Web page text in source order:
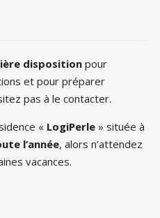
disposition pour
et pour préparer
pas à le contacter.
« LogiPerle » située à
l’année, alors n’attendez
vacances.